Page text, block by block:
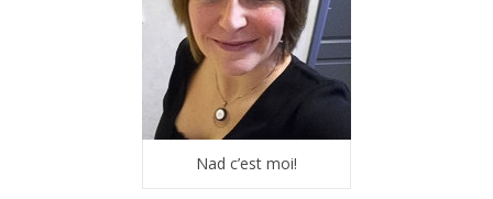
Nad c’est moi!